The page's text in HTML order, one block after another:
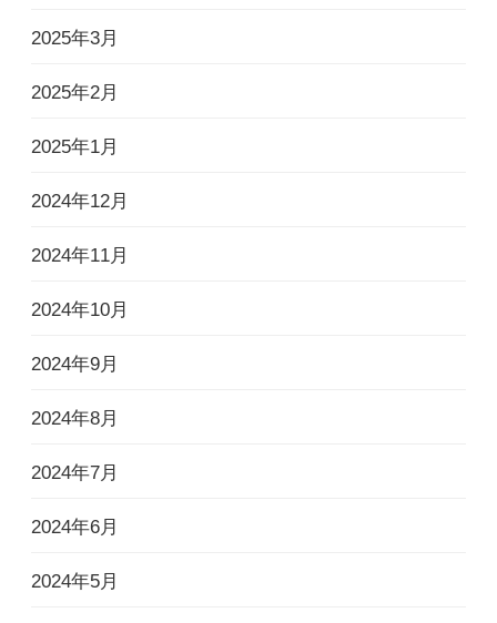
2025年3月
2025年2月
2025年1月
2024年12月
2024年11月
2024年10月
2024年9月
2024年8月
2024年7月
2024年6月
2024年5月